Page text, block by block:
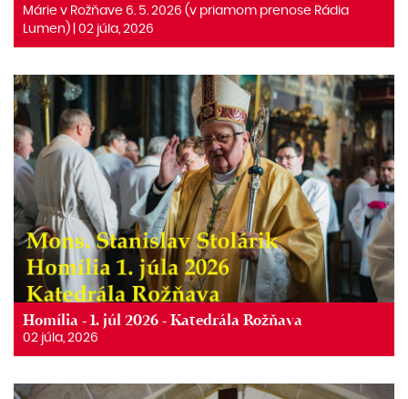
Márie v Rožňave 6. 5. 2026 (v priamom prenose Rádia
Lumen) | 02 júla, 2026
Homília - 1. júl 2026 - Katedrála Rožňava
02 júla, 2026